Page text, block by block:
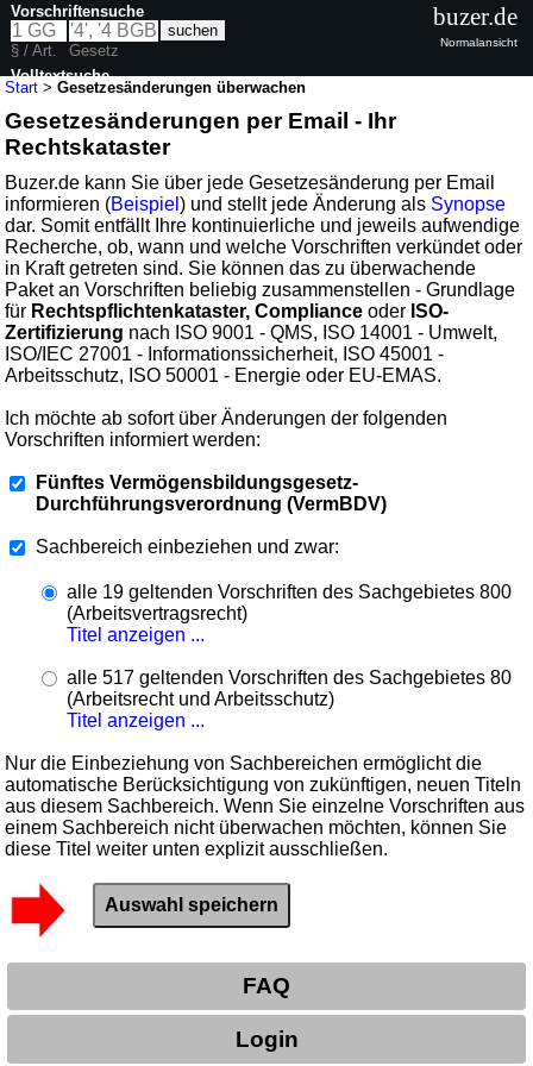
Start >Gesetzesänderungen überwachen
Gesetzesänderungen per Email - Ihr
Rechtskataster
Buzer.de kann Sie über jede Gesetzesänderung per Email
informieren (Beispiel) und stellt jede Änderung als Synopse
dar. Somit entfällt Ihre kontinuierliche und jeweils aufwendige
Recherche, ob, wann und welche Vorschriften verkündet oder
in Kraft getreten sind. Sie können das zu überwachende
Paket an Vorschriften beliebig zusammenstellen - Grundlage
für Rechtspflichtenkataster, Compliance oder ISO-
Zertifizierung nach ISO 9001 - QMS, ISO 14001 - Umwelt,
ISO/IEC 27001 - Informationssicherheit, ISO 45001 -
Arbeitsschutz, ISO 50001 - Energie oder EU-EMAS.
Ich möchte ab sofort über Änderungen der folgenden
Vorschriften informiert werden:
Fünftes Vermögensbildungsgesetz-
Durchführungsverordnung (VermBDV)
Sachbereich einbeziehen und zwar:
alle 19 geltenden Vorschriften des Sachgebietes 800
(Arbeitsvertragsrecht)
Titel anzeigen ...
alle 517 geltenden Vorschriften des Sachgebietes 80
(Arbeitsrecht und Arbeitsschutz)
Titel anzeigen ...
Nur die Einbeziehung von Sachbereichen ermöglicht die
automatische Berücksichtigung von zukünftigen, neuen Titeln
aus diesem Sachbereich. Wenn Sie einzelne Vorschriften aus
einem Sachbereich nicht überwachen möchten, können Sie
diese Titel weiter unten explizit ausschließen.
FAQ
Login
Vorschriftensuche
§ / Art.
Gesetz
Volltextsuche
buzer.de
Normalansicht